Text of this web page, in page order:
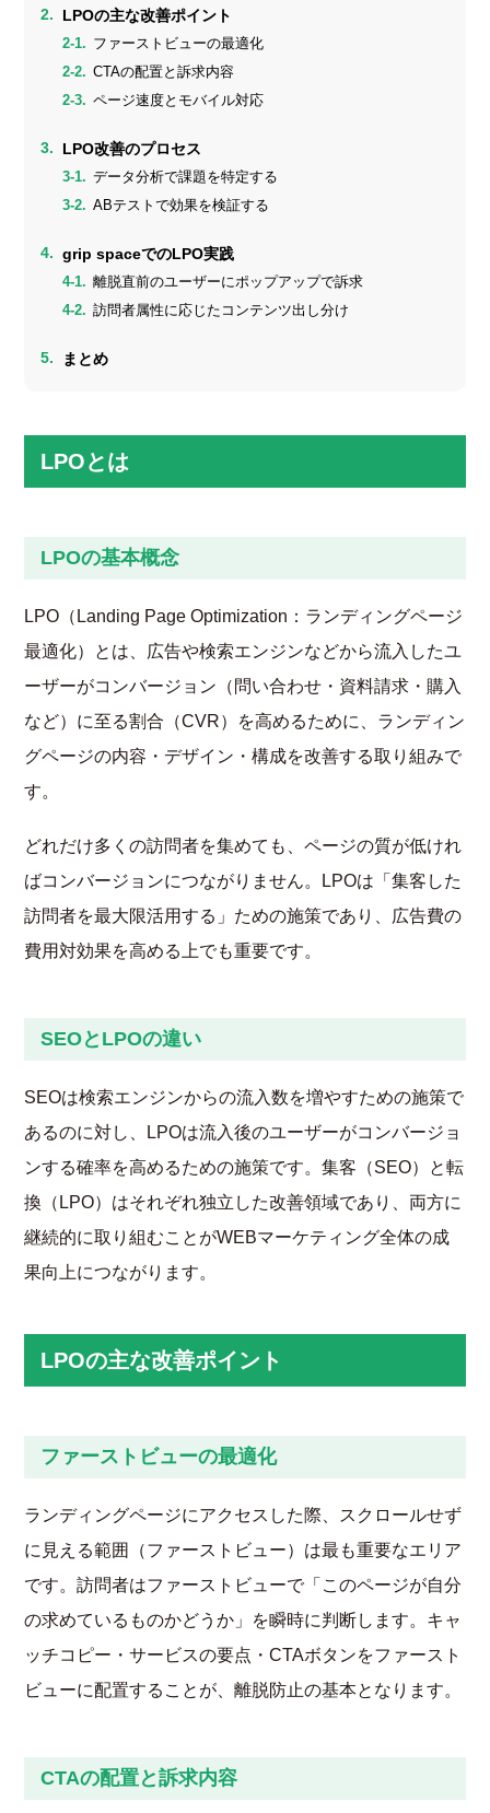
LPOの主な改善ポイント
ファーストビューの最適化
CTAの配置と訴求内容
ページ速度とモバイル対応
LPO改善のプロセス
データ分析で課題を特定する
ABテストで効果を検証する
grip spaceでのLPO実践
離脱直前のユーザーにポップアップで訴求
訪問者属性に応じたコンテンツ出し分け
まとめ
LPOとは
LPOの基本概念
LPO（Landing Page Optimization：ランディングページ
最適化）とは、広告や検索エンジンなどから流入したユ
ーザーがコンバージョン（問い合わせ・資料請求・購入
など）に至る割合（CVR）を高めるために、ランディン
グページの内容・デザイン・構成を改善する取り組みで
す。
どれだけ多くの訪問者を集めても、ページの質が低けれ
ばコンバージョンにつながりません。LPOは「集客した
訪問者を最大限活用する」ための施策であり、広告費の
費用対効果を高める上でも重要です。
SEOとLPOの違い
SEOは検索エンジンからの流入数を増やすための施策で
あるのに対し、LPOは流入後のユーザーがコンバージョ
ンする確率を高めるための施策です。集客（SEO）と転
換（LPO）はそれぞれ独立した改善領域であり、両方に
継続的に取り組むことがWEBマーケティング全体の成
果向上につながります。
LPOの主な改善ポイント
ファーストビューの最適化
ランディングページにアクセスした際、スクロールせず
に見える範囲（ファーストビュー）は最も重要なエリア
です。訪問者はファーストビューで「このページが自分
の求めているものかどうか」を瞬時に判断します。キャ
ッチコピー・サービスの要点・CTAボタンをファースト
ビューに配置することが、離脱防止の基本となります。
CTAの配置と訴求内容